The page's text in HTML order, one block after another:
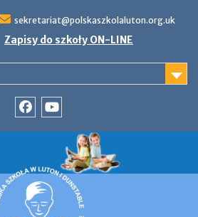
sekretariat@polskaszkolaluton.org.uk
Zapisy do szkoły ON-LINE